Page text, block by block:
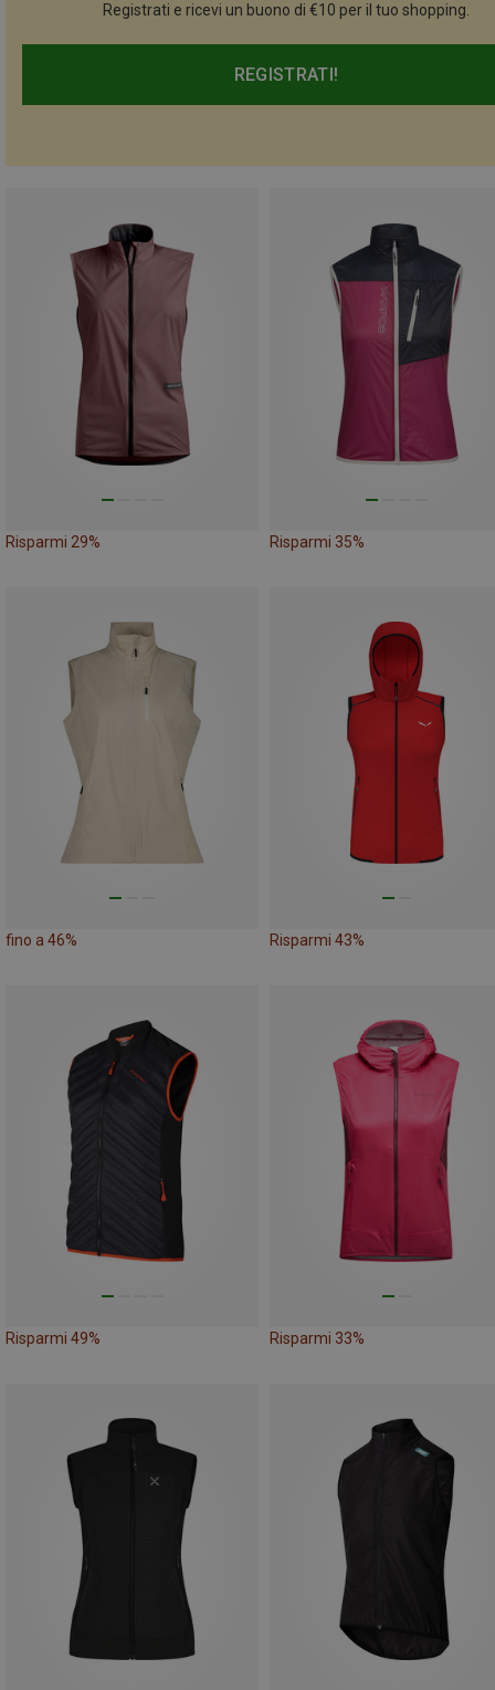
Registrati e ricevi un buono di €10 per il tuo shopping.
REGISTRATI!
Risparmi 29% Risparmi 35%
fino a 46% Risparmi 43%
Risparmi 49% Risparmi 33%